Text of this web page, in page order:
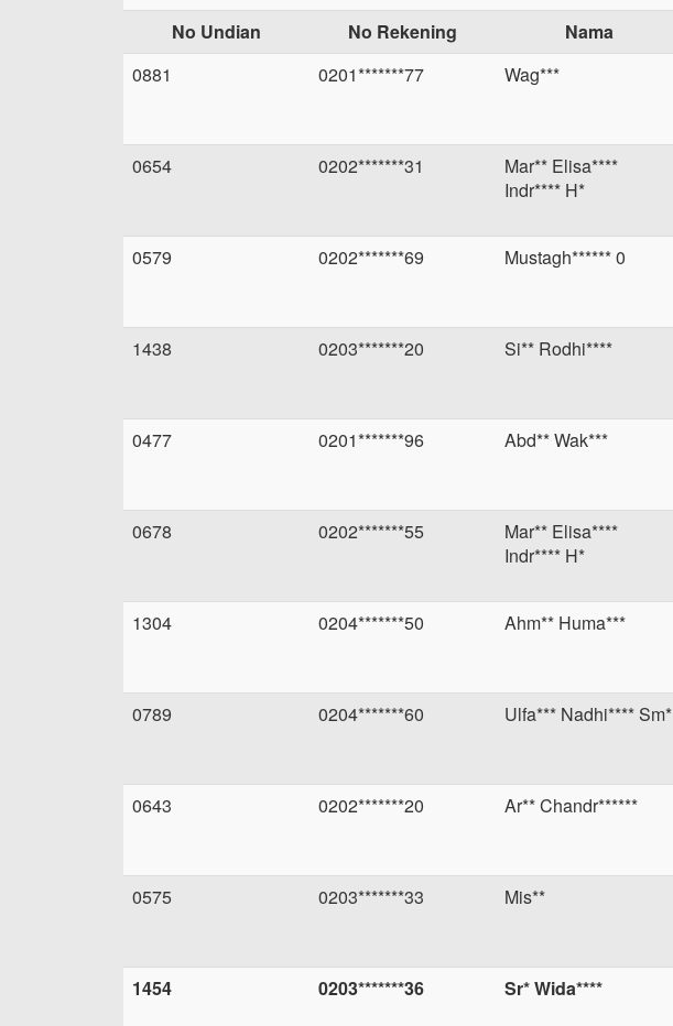
No Undian No Rekening Nama
0881
0201*******77 Wag***
0654 0202*******31
Mar** Elisa****
Indr**** H*
0579 0202*******69 Mustagh****** 0
1438 0203*******20 Si** Rodhi****
0477 0201*******96 Abd** Wak***
0678 0202*******55
Mar** Elisa****
Indr**** H*
1304 0204*******50 Ahm** Huma***
0789 0204*******60 Ulfa*** Nadhi**** Sm*
0643 0202*******20 Ar** Chandr******
0575 0203*******33 Mis**
1454 0203*******36 Sr* Wida****